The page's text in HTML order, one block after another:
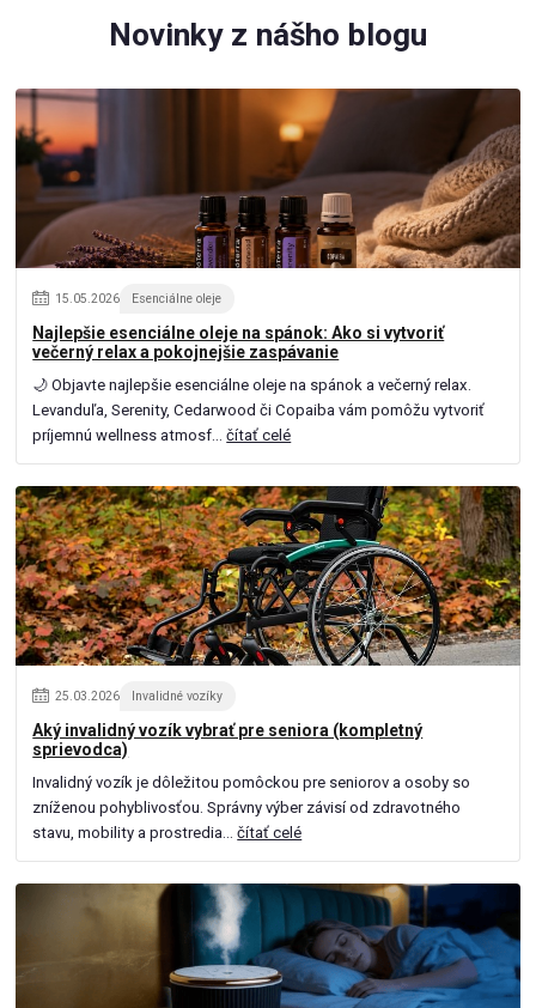
Novinky z nášho blogu
15.05.2026 Esenciálne oleje
Najlepšie esenciálne oleje na spánok: Ako si vytvoriť
večerný relax a pokojnejšie zaspávanie
🌙 Objavte najlepšie esenciálne oleje na spánok a večerný relax.
Levanduľa, Serenity, Cedarwood či Copaiba vám pomôžu vytvoriť
príjemnú wellness atmosf...čítať celé
25.03.2026 Invalidné vozíky
Aký invalidný vozík vybrať pre seniora (kompletný
sprievodca)
Invalidný vozík je dôležitou pomôckou pre seniorov a osoby so
zníženou pohyblivosťou. Správny výber závisí od zdravotného
stavu, mobility a prostredia...čítať celé